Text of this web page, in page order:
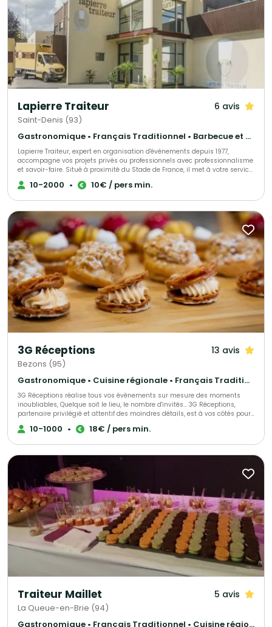
Lapierre Traiteur 6 avis
Saint-Denis (93)
Gastronomique • Français Traditionnel • Barbecue et grillades
Lapierre Traiteur, expert en organisation d'événements depuis 1977,
accompagne vos projets privés ou professionnels avec professionnalisme
et savoir-faire. Situé à proximité du Stade de France, il met à votre service
une cuisine traditionnelle et d'exception, élaborée à partir de produits frais
et locaux. Grâce à une équipe de collaborateurs expérimentés, Lapierre
sociales.
10-2000 • 10€ / pers min.
3G Réceptions 13 avis
Bezons (95)
Gastronomique • Cuisine régionale • Français Traditionnel
3G Réceptions réalise tous vos évènements sur mesure des moments
inoubliables, Quelque soit le lieu, le nombre d'invités... 3G Réceptions,
partenaire privilégié et attentif des moindres détails, est à vos côtés pour
organiser votre réception, et vous accompagne depuis la conception
jusqu'à la fin de votre événement. Vous voulez de la féérie, de la
10-1000 • 18€ / pers min.
Traiteur Maillet 5 avis
La Queue-en-Brie (94)
Gastronomique • Français Traditionnel • Cuisine régionale